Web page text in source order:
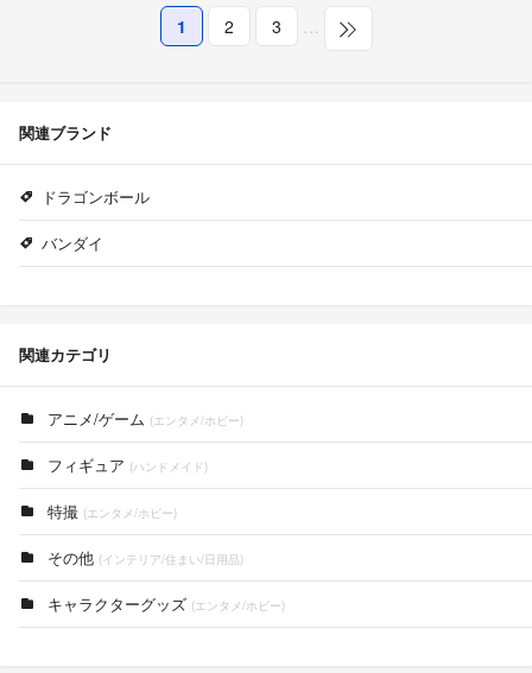
1 2 3 …
関連ブランド
ドラゴンボール
バンダイ
関連カテゴリ
アニメ/ゲーム (エンタメ/ホビー)
フィギュア (ハンドメイド)
特撮 (エンタメ/ホビー)
その他 (インテリア/住まい/日用品)
キャラクターグッズ (エンタメ/ホビー)